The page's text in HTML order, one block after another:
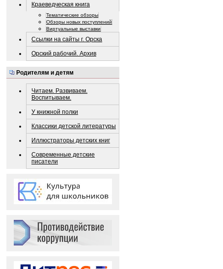
Краеведческая книга
Тематические обзоры
Обзоры новых поступлений
Виртуальные выставки
Ссылки на сайты г. Орска
Орский рабочий. Архив
Родителям и детям
Читаем. Развиваем.
Воспитываем.
У книжной полки
Классики детской литературы
Иллюстраторы детских книг
Современные детские
писатели